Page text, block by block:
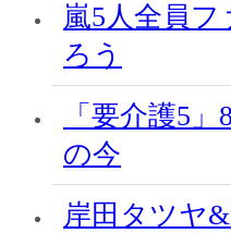
嵐5人全員
ろう
「要介護5
の今
岸田タツヤ